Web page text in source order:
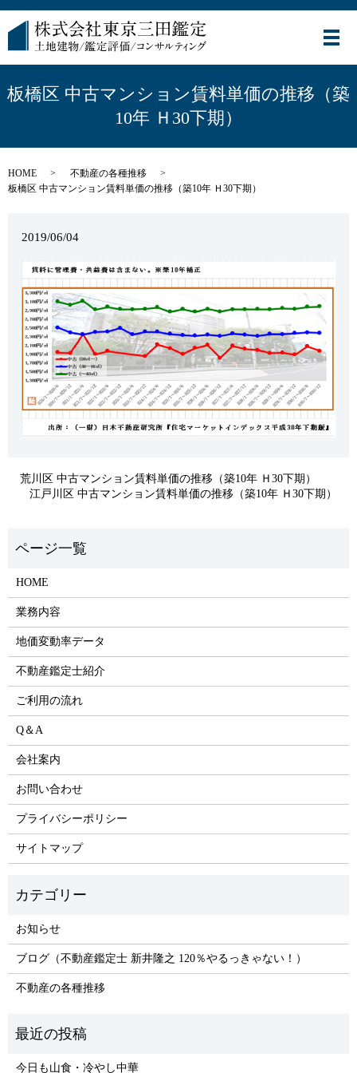
メ
板橋区 中古マンション賃料単価の推移（築
10年 Ｈ30下期）
HOME
不動産の各種推移
板橋区 中古マンション賃料単価の推移（築10年 Ｈ30下期）
2019/06/04
荒川区 中古マンション賃料単価の推移（築10年 Ｈ30下期）
江戸川区 中古マンション賃料単価の推移（築10年 Ｈ30下期）
HOME
業務内容
地価変動率データ
不動産鑑定士紹介
ご利用の流れ
Q＆A
会社案内
お問い合わせ
プライバシーポリシー
サイトマップ
お知らせ
ブログ（不動産鑑定士 新井隆之 120％やるっきゃない！）
不動産の各種推移
今日も山食・冷やし中華